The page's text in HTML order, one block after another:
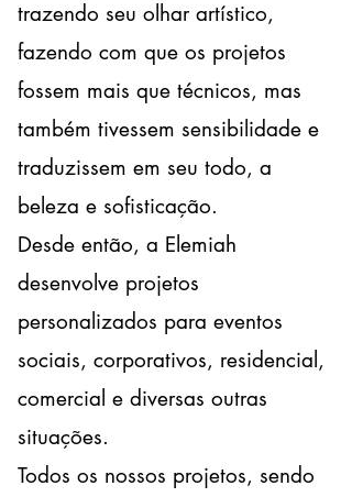
trazendo seu olhar artístico,
fazendo com que os projetos
fossem mais que técnicos, mas
também tivessem sensibilidade e
traduzissem em seu todo, a
beleza e sofisticação.
Desde então, a Elemiah
desenvolve projetos
personalizados para eventos
sociais, corporativos, residencial,
comercial e diversas outras
situações.
Todos os nossos projetos, sendo